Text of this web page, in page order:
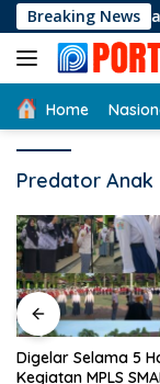
Langsung
ke
konten
Breaking News
Pelaku Usaha
Home
Predator Anak
Digelar Selama 5
Kegiatan MPLS